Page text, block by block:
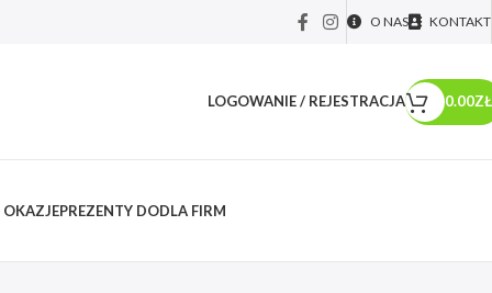
O NAS KONTAKT
LOGOWANIE / REJESTRACJA 0.00ZŁ
OKAZJEPREZENTY DODLA FIRM